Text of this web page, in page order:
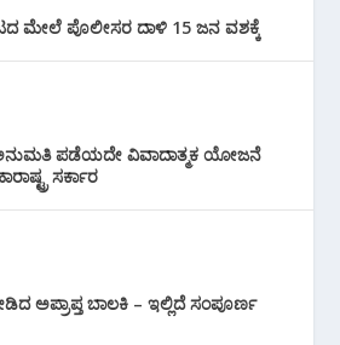
ಮೇಲೆ ಪೊಲೀಸರ ದಾಳಿ 15 ಜನ ವಶಕ್ಕೆ
ಪಡೆಯದೇ ವಿವಾದಾತ್ಮಕ ಯೋಜನೆ
ಸರ್ಕಾರ
ಅಪ್ರಾಪ್ತ ಬಾಲಕಿ – ಇಲ್ಲಿದೆ ಸಂಪೂರ್ಣ